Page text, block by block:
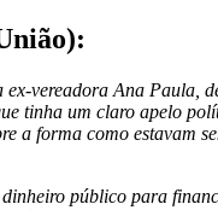
vereadora Ana Paula,
tinha um claro apelo
a forma como estavam
público para